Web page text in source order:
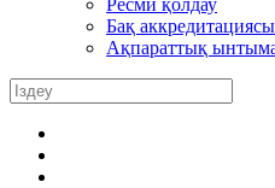
Ресми қолдау
Бақ аккредитациясы
Ақпараттық